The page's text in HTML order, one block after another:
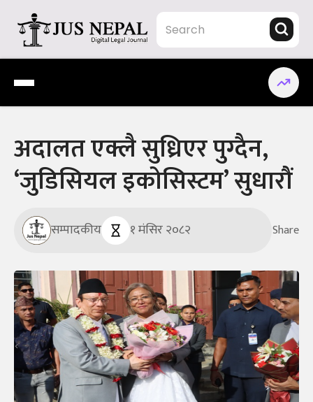
content
Jus Nepal | www.jusnepal.com
Digital Legal Journal
अदालत एक्लै सुध्रिएर पुग्दैन,
‘जुडिसियल इकोसिस्टम’ सुधारौं
सम्पादकीय १ मंसिर २०८२ Share